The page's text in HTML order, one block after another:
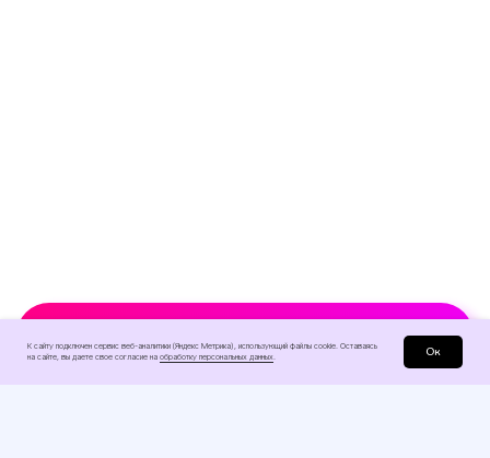
К сайту подключен сервис веб-аналитики (Яндекс Метрика), использующий файлы сооkіе. Оставаясь
на сайте, вы даете свое согласие на обработку персональных данных. Ок